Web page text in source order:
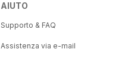
AIUTO
Supporto & FAQ
Assistenza via e-mail